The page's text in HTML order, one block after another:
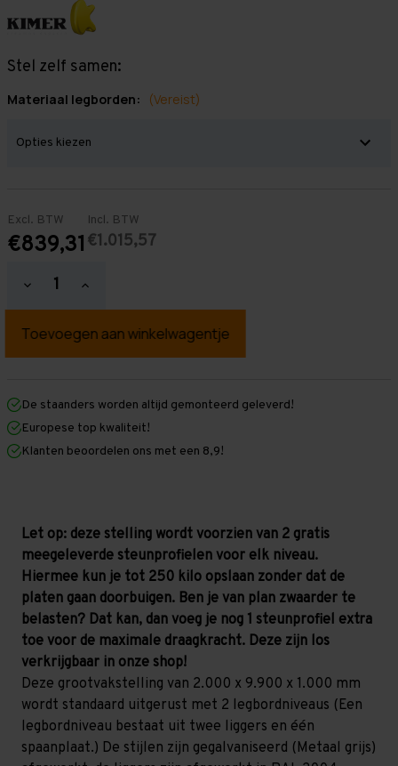
Stel zelf samen:
Materiaal legborden: (Vereist)
Excl. BTW
€839,31
Incl. BTW
€1.015,57
Hoeveelheid
verlagen
Grootvakstelling
mm
mm
x
1.200
mm
Hoeveelheid
verhogen
Grootvakstelling
mm
mm
1.200
mm
De staanders worden altijd gemonteerd geleverd!
Europese top kwaliteit!
Klanten beoordelen ons met een 8,9!
Let op: deze stelling wordt voorzien van 2 gratis
meegeleverde steunprofielen voor elk niveau.
Hiermee kun je tot 250 kilo opslaan zonder dat de
platen gaan doorbuigen. Ben je van plan zwaarder te
belasten? Dat kan, dan voeg je nog 1 steunprofiel extra
toe voor de maximale draagkracht. Deze zijn los
verkrijgbaar in onze shop!
Deze grootvakstelling van 2.000 x 9.900 x 1.000 mm
wordt standaard uitgerust met 2 legbordniveaus (Een
legbordniveau bestaat uit twee liggers en één
spaanplaat.) De stijlen zijn gegalvaniseerd (Metaal grijs)